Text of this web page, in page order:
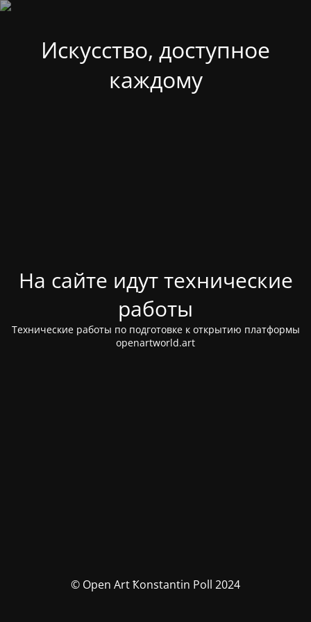
Искусство, доступное
каждому
На сайте идут технические
работы
Технические работы по подготовке к открытию платформы
openartworld.art
© Open Art Ҟonstantin Poll 2024